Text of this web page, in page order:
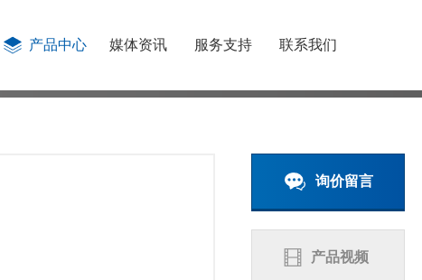
产品中心 媒体资讯 服务支持 联系我们
询价留言
产品视频